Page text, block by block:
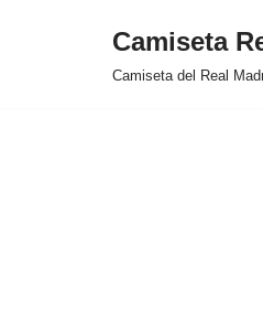
Camiseta
Camiseta del Real